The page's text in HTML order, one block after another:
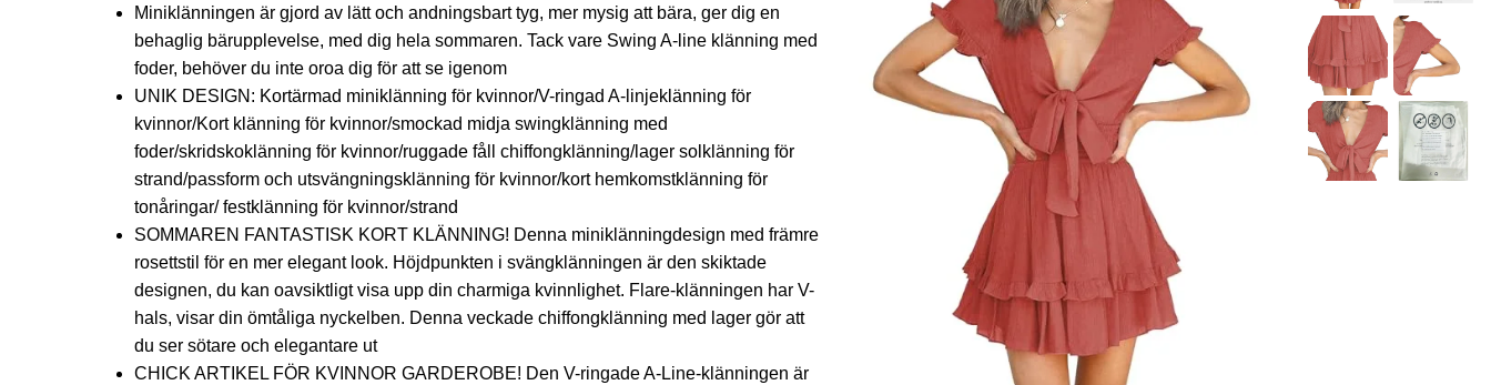
Miniklänningen är gjord av lätt och andningsbart tyg, mer mysig att bära, ger dig en
behaglig bärupplevelse, med dig hela sommaren. Tack vare Swing A-line klänning med
foder, behöver du inte oroa dig för att se igenom
UNIK DESIGN: Kortärmad miniklänning för kvinnor/V-ringad A-linjeklänning för
kvinnor/Kort klänning för kvinnor/smockad midja swingklänning med
foder/skridskoklänning för kvinnor/ruggade fåll chiffongklänning/lager solklänning för
strand/passform och utsvängningsklänning för kvinnor/kort hemkomstklänning för
tonåringar/ festklänning för kvinnor/strand
SOMMAREN FANTASTISK KORT KLÄNNING! Denna miniklänningdesign med främre
rosettstil för en mer elegant look. Höjdpunkten i svängklänningen är den skiktade
designen, du kan oavsiktligt visa upp din charmiga kvinnlighet. Flare-klänningen har V-
hals, visar din ömtåliga nyckelben. Denna veckade chiffongklänning med lager gör att
du ser sötare och elegantare ut
CHICK ARTIKEL FÖR KVINNOR GARDEROBE! Den V-ringade A-Line-klänningen är